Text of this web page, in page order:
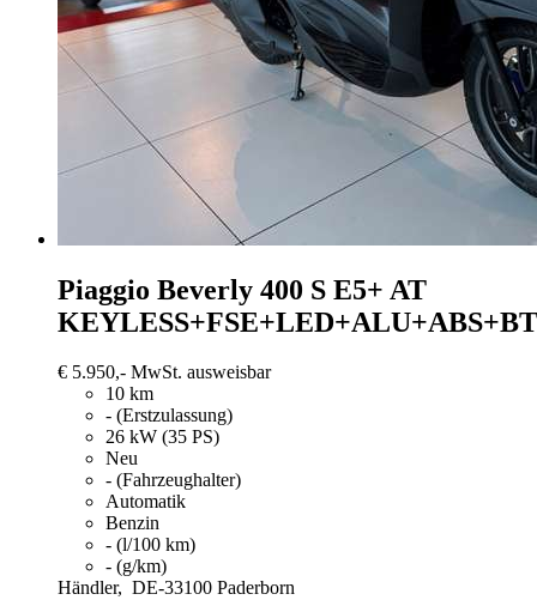
Piaggio Beverly 400 S E5+ AT
€ 5.950,- MwSt. ausweisbar
10 km
- (Erstzulassung)
26 kW (35 PS)
Neu
- (Fahrzeughalter)
Automatik
Benzin
- (l/100 km)
- (g/km)
Händler, DE-33100 Paderborn